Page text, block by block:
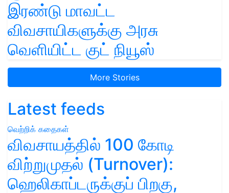
இரண்டு மாவட்ட
விவசாயிகளுக்கு அரசு
வெளியிட்ட குட் நியூஸ்
More Stories
Latest feeds
வெற்றிக் கதைகள்
விவசாயத்தில் 100 கோடி
விற்றுமுதல் (Turnover):
ஹெலிகாப்டருக்குப் பிறகு,